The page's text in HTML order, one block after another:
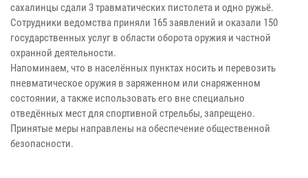
сахалинцы сдали 3 травматических пистолета и одно ружьё.
Сотрудники ведомства приняли 165 заявлений и оказали 150
государственных услуг в области оборота оружия и частной
охранной деятельности.
Напоминаем, что в населённых пунктах носить и перевозить
пневматическое оружия в заряженном или снаряженном
состоянии, а также использовать его вне специально
отведённых мест для спортивной стрельбы, запрещено.
Принятые меры направлены на обеспечение общественной
безопасности.